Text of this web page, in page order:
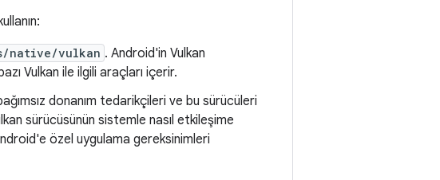
native/vulkan . Android'in Vulkan
Vulkan ile ilgili araçları içerir.
donanım tedarikçileri ve bu sürücüleri
sürücüsünün sistemle nasıl etkileşime
özel uygulama gereksinimleri